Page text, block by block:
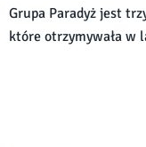
Grupa Paradyż jest
które otrzymywała w